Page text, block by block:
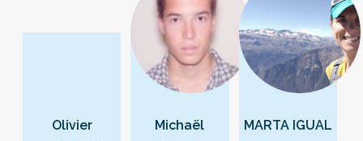
Olivier
Michaël
MARTA IGUAL